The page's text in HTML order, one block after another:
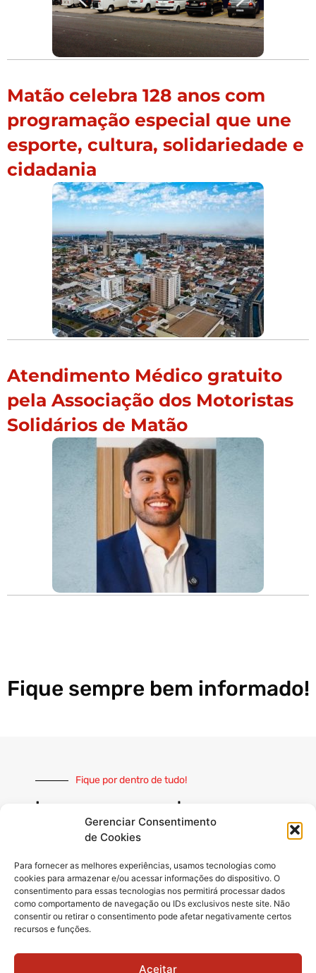
Gerenciar Consentimento
de Cookies
Para fornecer as melhores experiências, usamos tecnologias como
cookies para armazenar e/ou acessar informações do dispositivo. O
consentimento para essas tecnologias nos permitirá processar dados
como comportamento de navegação ou IDs exclusivos neste site. Não
consentir ou retirar o consentimento pode afetar negativamente certos
recursos e funções.
Aceitar
Matão celebra 128 anos com
programação especial que une
esporte, cultura, solidariedade e
cidadania
Atendimento Médico gratuito
pela Associação dos Motoristas
Solidários de Matão
Fique sempre bem informado!
Fique por dentro de tudo!
Inscreva-se e receba nossas
notícias sempre atualizadas
INSCREVER